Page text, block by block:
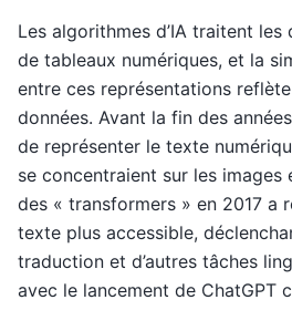
Les algorithmes d’IA traitent les
de tableaux numériques, et la
entre ces représentations
données. Avant la fin des
de représenter le texte
se concentraient sur les images
des « transformers » en 2017 a
texte plus accessible,
traduction et d’autres tâches
avec le lancement de ChatGPT